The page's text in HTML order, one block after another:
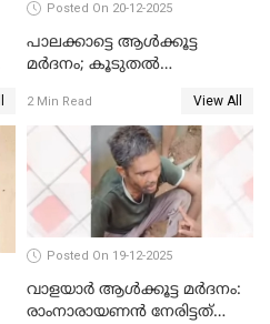
Posted On 20-12-2025
പാലക്കാട്ടെ ആള്‍ക്കൂട്ട
മര്‍ദനം; കൂടുതല്‍
അംഗ സംഘമെന്ന് വിവരം
2 Min Read View All
Posted On 19-12-2025
വാളയാർ ആൾക്കൂട്ട മർദനം:
രാംനാരായണൻ നേരിട്ടത്